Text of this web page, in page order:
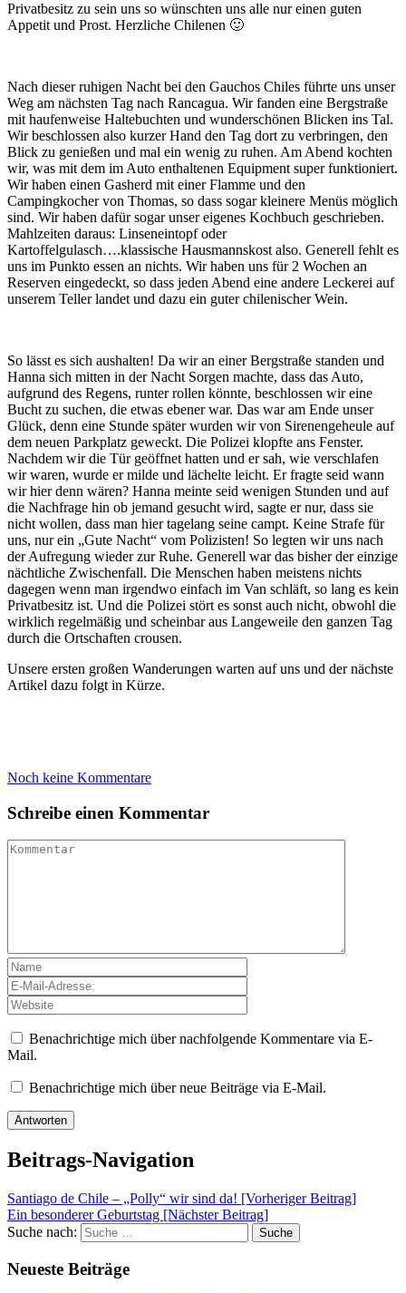
Privatbesitz zu sein uns so wünschten uns alle nur einen guten
Appetit und Prost. Herzliche Chilenen 🙂
Nach dieser ruhigen Nacht bei den Gauchos Chiles führte uns unser
Weg am nächsten Tag nach Rancagua. Wir fanden eine Bergstraße
mit haufenweise Haltebuchten und wunderschönen Blicken ins Tal.
Wir beschlossen also kurzer Hand den Tag dort zu verbringen, den
Blick zu genießen und mal ein wenig zu ruhen. Am Abend kochten
wir, was mit dem im Auto enthaltenen Equipment super funktioniert.
Wir haben einen Gasherd mit einer Flamme und den
Campingkocher von Thomas, so dass sogar kleinere Menüs möglich
sind. Wir haben dafür sogar unser eigenes Kochbuch geschrieben.
Mahlzeiten daraus: Linseneintopf oder
Kartoffelgulasch….klassische Hausmannskost also. Generell fehlt es
uns im Punkto essen an nichts. Wir haben uns für 2 Wochen an
Reserven eingedeckt, so dass jeden Abend eine andere Leckerei auf
unserem Teller landet und dazu ein guter chilenischer Wein.
So lässt es sich aushalten! Da wir an einer Bergstraße standen und
Hanna sich mitten in der Nacht Sorgen machte, dass das Auto,
aufgrund des Regens, runter rollen könnte, beschlossen wir eine
Bucht zu suchen, die etwas ebener war. Das war am Ende unser
Glück, denn eine Stunde später wurden wir von Sirenengeheule auf
dem neuen Parkplatz geweckt. Die Polizei klopfte ans Fenster.
Nachdem wir die Tür geöffnet hatten und er sah, wie verschlafen
wir waren, wurde er milde und lächelte leicht. Er fragte seid wann
wir hier denn wären? Hanna meinte seid wenigen Stunden und auf
die Nachfrage hin ob jemand gesucht wird, sagte er nur, dass sie
nicht wollen, dass man hier tagelang seine campt. Keine Strafe für
uns, nur ein „Gute Nacht“ vom Polizisten! So legten wir uns nach
der Aufregung wieder zur Ruhe. Generell war das bisher der einzige
nächtliche Zwischenfall. Die Menschen haben meistens nichts
dagegen wenn man irgendwo einfach im Van schläft, so lang es kein
Privatbesitz ist. Und die Polizei stört es sonst auch nicht, obwohl die
wirklich regelmäßig und scheinbar aus Langeweile den ganzen Tag
durch die Ortschaften crousen.
Unsere ersten großen Wanderungen warten auf uns und der nächste
Artikel dazu folgt in Kürze.
Noch keine Kommentare
Schreibe einen Kommentar
Benachrichtige mich über nachfolgende Kommentare via E-
Mail.
Benachrichtige mich über neue Beiträge via E-Mail.
Beitrags-Navigation
Santiago de Chile – „Polly“ wir sind da! [Vorheriger Beitrag]
Ein besonderer Geburtstag [Nächster Beitrag]
Suche nach:
Suche
Neueste Beiträge